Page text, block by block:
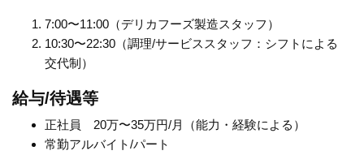
7:00〜11:00（デリカフーズ製造スタッフ）
10:30〜22:30（調理/サービススタッフ：シフトによる
交代制）
給与/待遇等
正社員 20万〜35万円/月（能力・経験による）
常勤アルバイト/パート